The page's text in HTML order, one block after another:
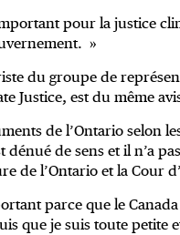
pour la justice
»
du groupe de
Justice, est du même
de l’Ontario selon
dénué de sens et il n’a
de l’Ontario et la Cour
parce que le
que je suis toute petite